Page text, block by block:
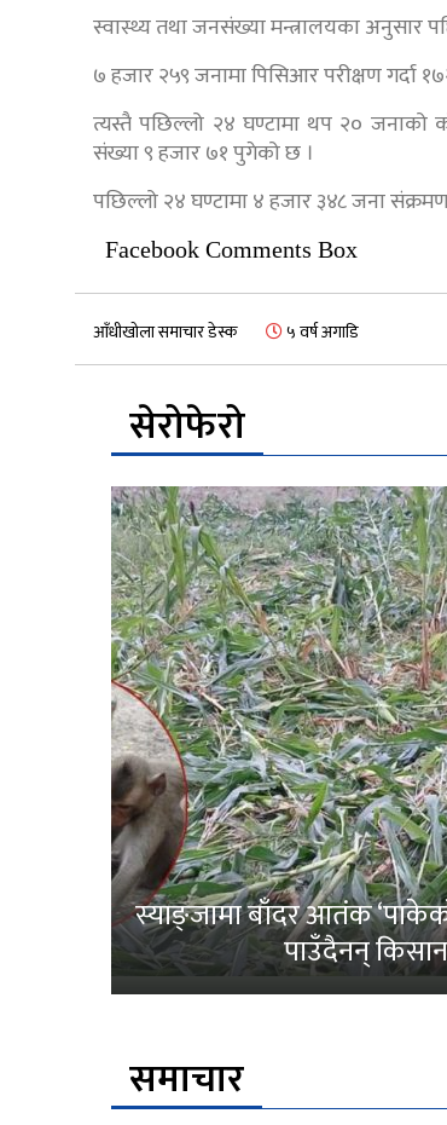
स्वास्थ्य तथा जनसंख्या मन्त्रालयका अनुसार
७ हजार २५९ जनामा पिसिआर परीक्षण गर्दा
त्यस्तै पछिल्लो २४ घण्टामा थप २० जनाको
संख्या ९ हजार ७१ पुगेको छ ।
पछिल्लो २४ घण्टामा ४ हजार ३४८ जना
Facebook Comments Box
आँधीखोला समाचार डेस्क ५ वर्ष अगाडि
सेरोफेरो
स्याङ्जामा बाँदर आतंक
पाउँदैनन्
समाचार